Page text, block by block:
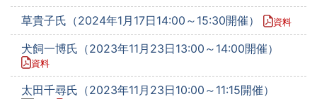
草貴子氏（2024年1月17日14:00～15:30開催） 資料
犬飼一博氏（2023年11月23日13:00～14:00開催）
資料
太田千尋氏（2023年11月23日10:00～11:15開催）